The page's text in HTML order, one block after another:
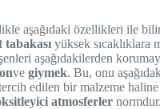
aşağıdaki özellikleri ile
yüksek sıcaklıklara
aşağıdakilerden
ve giymek. Bu, onu
edilen bir malzeme
atmosferlernormdur.